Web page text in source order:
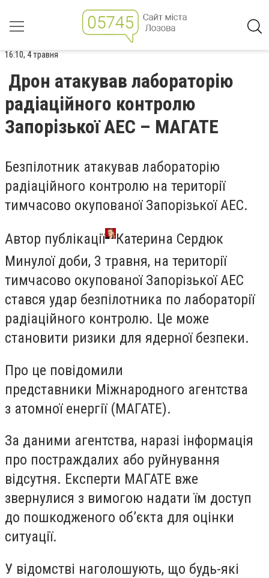
16:10, 4 травня
Дрон атакував лабораторію
радіаційного контролю
Запорізької АЕС – МАГАТЕ
Безпілотник атакував лабораторію
радіаційного контролю на території
тимчасово окупованої Запорізької АЕС.
Автор публікації
Катерина Сердюк
Минулої доби, 3 травня, на території
тимчасово окупованої Запорізької АЕС
стався удар безпілотника по лабораторії
радіаційного контролю. Це може
становити ризики для ядерної безпеки.
Про це повідомили
представники Міжнародного агентства
з атомної енергії (МАГАТЕ).
За даними агентства, наразі інформація
про постраждалих або руйнування
відсутня. Експерти МАГАТЕ вже
звернулися з вимогою надати їм доступ
до пошкодженого об’єкта для оцінки
ситуації.
У відомстві наголошують, що будь-які